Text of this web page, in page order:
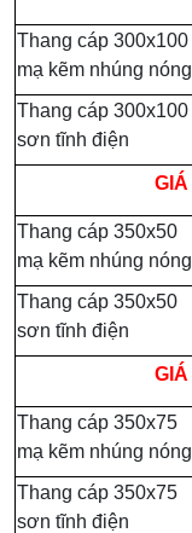
Thang cáp 300x100
mạ kẽm nhúng nóng
Thang cáp 300x100
sơn tĩnh điện
GIÁ
Thang cáp 350x50
mạ kẽm nhúng nóng
Thang cáp 350x50
sơn tĩnh điện
GIÁ
Thang cáp 350x75
mạ kẽm nhúng nóng
Thang cáp 350x75
sơn tĩnh điện